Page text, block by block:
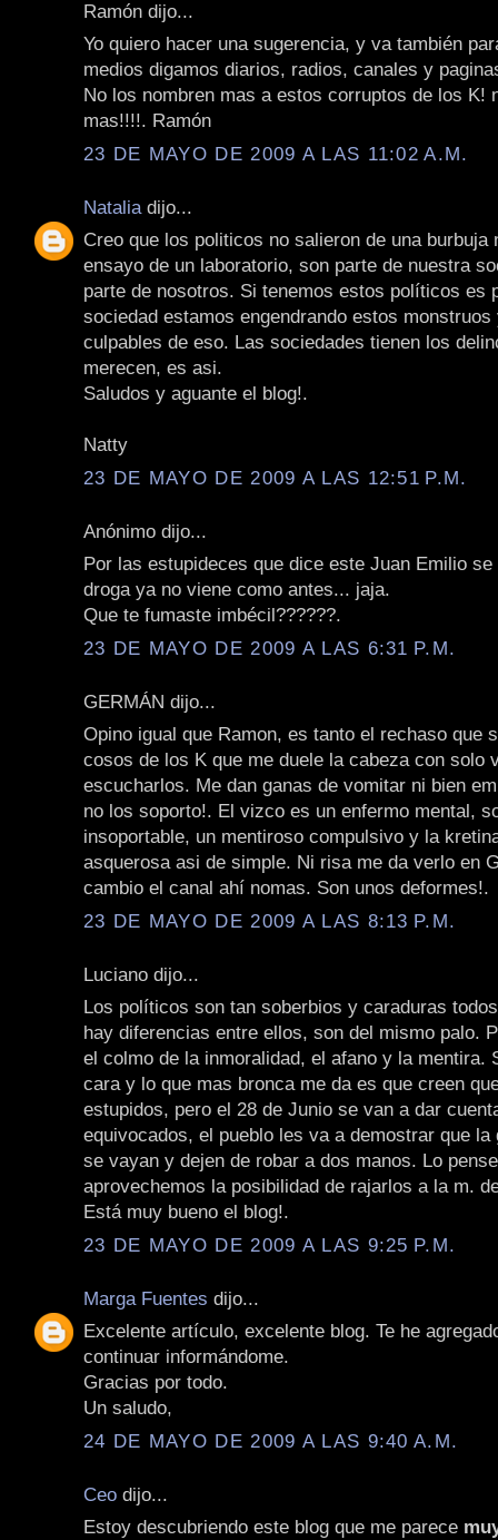
Ramón dijo...
Yo quiero hacer una sugerencia, y va también
medios digamos diarios, radios, canales y
No los nombren mas a estos corruptos de los K!
mas!!!!. Ramón
23 DE MAYO DE 2009 A LAS 11:02 A.M.
Natalia dijo...
Creo que los politicos no salieron de una burbuja
ensayo de un laboratorio, son parte de nuestra
parte de nosotros. Si tenemos estos políticos es
sociedad estamos engendrando estos
culpables de eso. Las sociedades tienen los
merecen, es asi.
Saludos y aguante el blog!.
Natty
23 DE MAYO DE 2009 A LAS 12:51 P.M.
Anónimo dijo...
Por las estupideces que dice este Juan Emilio se
droga ya no viene como antes... jaja.
Que te fumaste imbécil??????.
23 DE MAYO DE 2009 A LAS 6:31 P.M.
GERMÁN dijo...
Opino igual que Ramon, es tanto el rechaso que
cosos de los K que me duele la cabeza con solo
escucharlos. Me dan ganas de vomitar ni bien
no los soporto!. El vizco es un enfermo mental,
insoportable, un mentiroso compulsivo y la
asquerosa asi de simple. Ni risa me da verlo en
cambio el canal ahí nomas. Son unos deformes!.
23 DE MAYO DE 2009 A LAS 8:13 P.M.
Luciano dijo...
Los políticos son tan soberbios y caraduras
hay diferencias entre ellos, son del mismo palo.
el colmo de la inmoralidad, el afano y la mentira.
cara y lo que mas bronca me da es que creen
estupidos, pero el 28 de Junio se van a dar
equivocados, el pueblo les va a demostrar que la
se vayan y dejen de robar a dos manos. Lo
aprovechemos la posibilidad de rajarlos a la m.
Está muy bueno el blog!.
23 DE MAYO DE 2009 A LAS 9:25 P.M.
Marga Fuentes dijo...
Excelente artículo, excelente blog. Te he
continuar informándome.
Gracias por todo.
Un saludo,
24 DE MAYO DE 2009 A LAS 9:40 A.M.
Ceo dijo...
Estoy descubriendo este blog que me parece